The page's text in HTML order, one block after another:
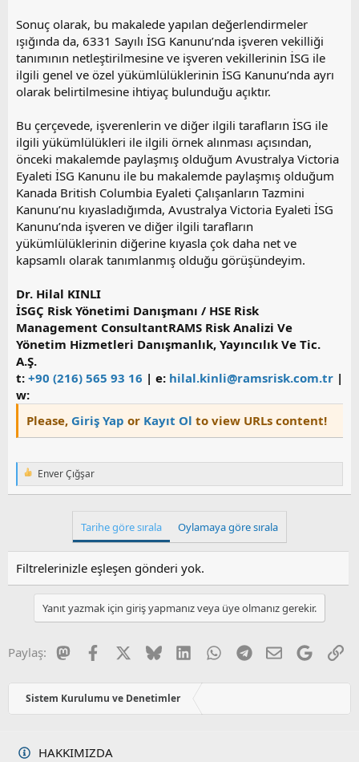
Sonuç olarak, bu makalede yapılan değerlendirmeler
ışığında da, 6331 Sayılı İSG Kanunu’nda işveren vekilliği
tanımının netleştirilmesine ve işveren vekillerinin İSG ile
ilgili genel ve özel yükümlülüklerinin İSG Kanunu’nda ayrı
olarak belirtilmesine ihtiyaç bulunduğu açıktır.
Bu çerçevede, işverenlerin ve diğer ilgili tarafların İSG ile
ilgili yükümlülükleri ile ilgili örnek alınması açısından,
önceki makalemde paylaşmış olduğum Avustralya Victoria
Eyaleti İSG Kanunu ile bu makalemde paylaşmış olduğum
Kanada British Columbia Eyaleti Çalışanların Tazmini
Kanunu’nu kıyasladığımda, Avustralya Victoria Eyaleti İSG
Kanunu’nda işveren ve diğer ilgili tarafların
yükümlülüklerinin diğerine kıyasla çok daha net ve
kapsamlı olarak tanımlanmış olduğu görüşündeyim.
Dr. Hilal KINLI
İSGÇ Risk Yönetimi Danışmanı / HSE Risk
Management ConsultantRAMS Risk Analizi Ve
Yönetim Hizmetleri Danışmanlık, Yayıncılık Ve Tic.
A.Ş.
t: +90 (216) 565 93 16 | e: hilal.kinli@ramsrisk.com.tr |
w:
Please, Giriş Yap or Kayıt Ol to view URLs content!
T
e
e
r
:
Enver Çığşar
Tarihe göre sırala Oylamaya göre sırala
Filtrelerinizle eşleşen gönderi yok.
Yanıt yazmak için giriş yapmanız veya üye olmanız gerekir.
Paylaş: MastodonFacebook BlueskyLinkedInWhatsAppTelegram
E-postaGoogle
Sistem Kurulumu ve Denetimler
HAKKIMIZDA